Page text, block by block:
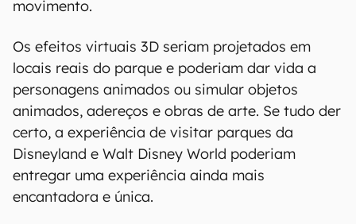
movimento.
Os efeitos virtuais 3D seriam projetados em
locais reais do parque e poderiam dar vida a
personagens animados ou simular objetos
animados, adereços e obras de arte. Se tudo der
certo, a experiência de visitar parques da
Disneyland e Walt Disney World poderiam
entregar uma experiência ainda mais
encantadora e única.